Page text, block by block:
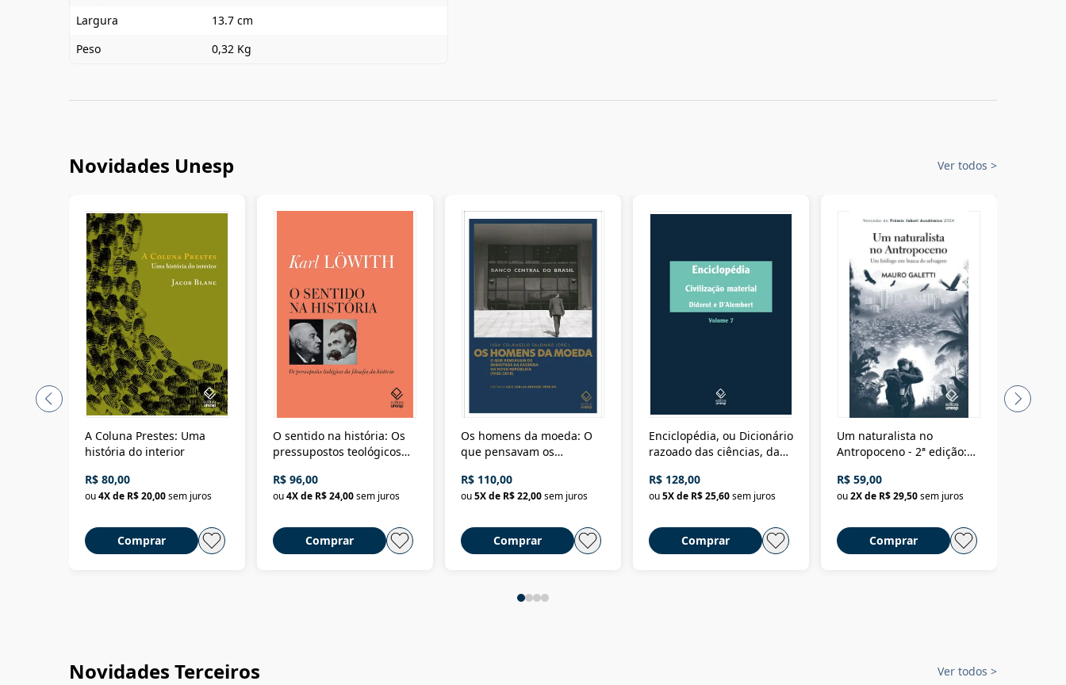
Largura
13.7 cm
Peso
0,32 Kg
Novidades Unesp Ver todos >
A Coluna Prestes: Uma
história do interior
R$ 80,00
ou4X de R$ 20,00sem juros
Comprar
O sentido na história: Os
pressupostos teológicos
R$ 96,00
ou4X de R$ 24,00sem juros
Comprar
Os homens da moeda: O
que pensavam os
Nova República (1985-
2018)
R$ 110,00
ou5X de R$ 22,00sem juros
Comprar
Enciclopédia, ou Dicionário
razoado das ciências, das
Civilização material
R$ 128,00
ou5X de R$ 25,60sem juros
Comprar
Um naturalista no
Antropoceno - 2ª edição:
selvagem
R$ 59,00
ou2X de R$ 29,50sem juros
Comprar
Novidades Terceiros Ver todos >